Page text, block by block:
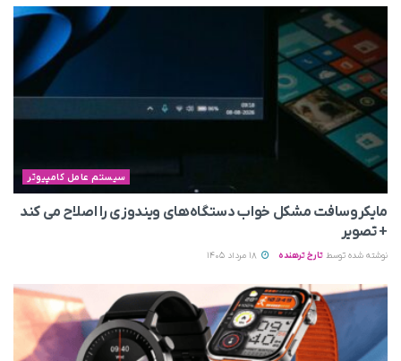
سیستم عامل کامپیوتر
مایکروسافت مشکل خواب دستگاه‌های ویندوزی را اصلاح می‌ کند
+ تصویر
نوشته شده توسط تارخ ترهنده